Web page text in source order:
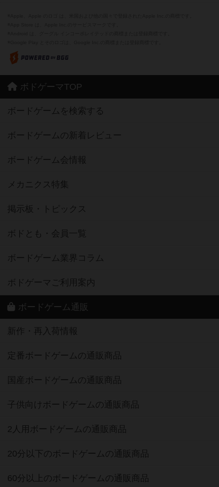
ボドゲーマTOP
ボードゲームを検索する
ボードゲームの新着レビュー
ボードゲーム会情報
メカニクス特集
掲示板・トピックス
ボドとも・会員一覧
ボードゲーム業界コラム
ボドゲーマご利用案内
ボードゲーム通販
新作・再入荷情報
定番ボードゲームの通販商品
国産ボードゲームの通販商品
子供向けボードゲームの通販商品
2人用ボードゲームの通販商品
20分以下のボードゲームの通販商品
60分以上のボードゲームの通販商品